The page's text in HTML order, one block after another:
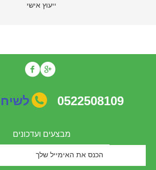
ייעוץ אישי
0522508109 לשיחה
מבצעים ועדכונים